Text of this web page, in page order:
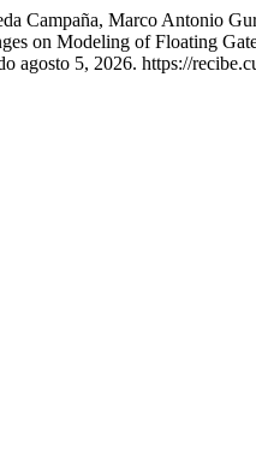
Campaña, Marco Antonio
on Modeling of Floating
agosto 5, 2026. https://